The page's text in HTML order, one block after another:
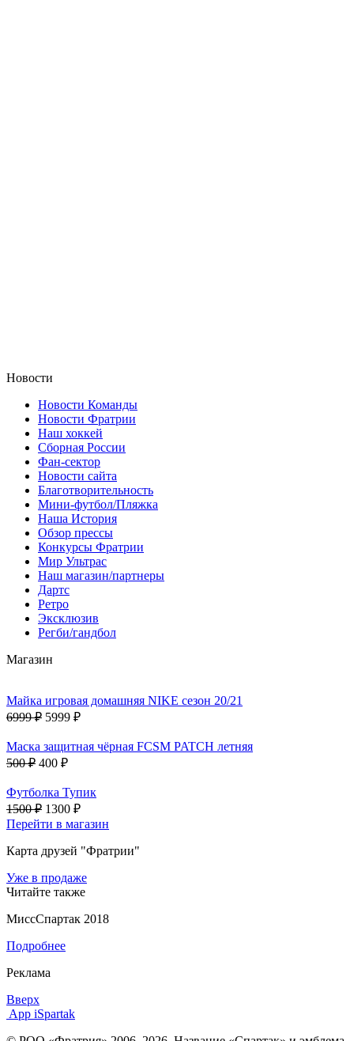
Новости
Новости Команды
Новости Фратрии
Наш хоккей
Сборная России
Фан-cектор
Новости сайта
Благотворительность
Мини-футбол/Пляжка
Наша История
Обзор прессы
Конкурсы Фратрии
Мир Ультрас
Наш магазин/партнеры
Дартс
Ретро
Эксклюзив
Регби/гандбол
Магазин
Майка игровая домашняя NIKE сезон 20/21
6999 ₽ 5999 ₽
Маска защитная чёрная FCSM PATCH летняя
500 ₽ 400 ₽
Футболка Тупик
1500 ₽ 1300 ₽
Перейти в магазин
Карта друзей "Фратрии"
Уже в продаже
Читайте также
МиссСпартак 2018
Подробнее
Реклама
Вверх
App iSpartak